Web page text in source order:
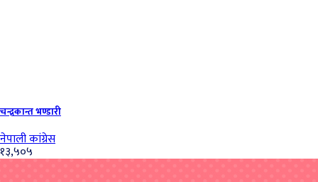
चन्द्रकान्त भण्डारी
नेपाली कांग्रेस
१३,५०५